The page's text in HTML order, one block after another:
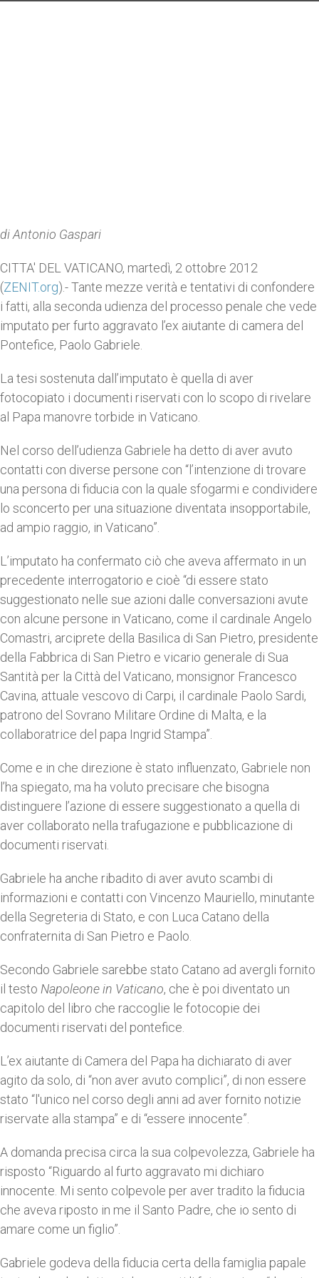
di Antonio Gaspari
CITTA' DEL VATICANO, martedì, 2 ottobre 2012
(ZENIT.org).- Tante mezze verità e tentativi di confondere
i fatti, alla seconda udienza del processo penale che vede
imputato per furto aggravato l’ex aiutante di camera del
Pontefice, Paolo Gabriele.
La tesi sostenuta dall’imputato è quella di aver
fotocopiato i documenti riservati con lo scopo di rivelare
al Papa manovre torbide in Vaticano.
Nel corso dell’udienza Gabriele ha detto di aver avuto
contatti con diverse persone con “l’intenzione di trovare
una persona di fiducia con la quale sfogarmi e condividere
lo sconcerto per una situazione diventata insopportabile,
ad ampio raggio, in Vaticano”.
L’imputato ha confermato ciò che aveva affermato in un
precedente interrogatorio e cioè “di essere stato
suggestionato nelle sue azioni dalle conversazioni avute
con alcune persone in Vaticano, come il cardinale Angelo
Comastri, arciprete della Basilica di San Pietro, presidente
della Fabbrica di San Pietro e vicario generale di Sua
Santità per la Città del Vaticano, monsignor Francesco
Cavina, attuale vescovo di Carpi, il cardinale Paolo Sardi,
patrono del Sovrano Militare Ordine di Malta, e la
collaboratrice del papa Ingrid Stampa”.
Come e in che direzione è stato influenzato, Gabriele non
l’ha spiegato, ma ha voluto precisare che bisogna
distinguere l’azione di essere suggestionato a quella di
aver collaborato nella trafugazione e pubblicazione di
documenti riservati.
Gabriele ha anche ribadito di aver avuto scambi di
informazioni e contatti con Vincenzo Mauriello, minutante
della Segreteria di Stato, e con Luca Catano della
confraternita di San Pietro e Paolo.
Secondo Gabriele sarebbe stato Catano ad avergli fornito
il testo Napoleone in Vaticano, che è poi diventato un
capitolo del libro che raccoglie le fotocopie dei
documenti riservati del pontefice.
L’ex aiutante di Camera del Papa ha dichiarato di aver
agito da solo, di “non aver avuto complici”, di non essere
stato “l'unico nel corso degli anni ad aver fornito notizie
riservate alla stampa” e di “essere innocente”.
A domanda precisa circa la sua colpevolezza, Gabriele ha
risposto “Riguardo al furto aggravato mi dichiaro
innocente. Mi sento colpevole per aver tradito la fiducia
che aveva riposto in me il Santo Padre, che io sento di
amare come un figlio”.
Gabriele godeva della fiducia certa della famiglia papale